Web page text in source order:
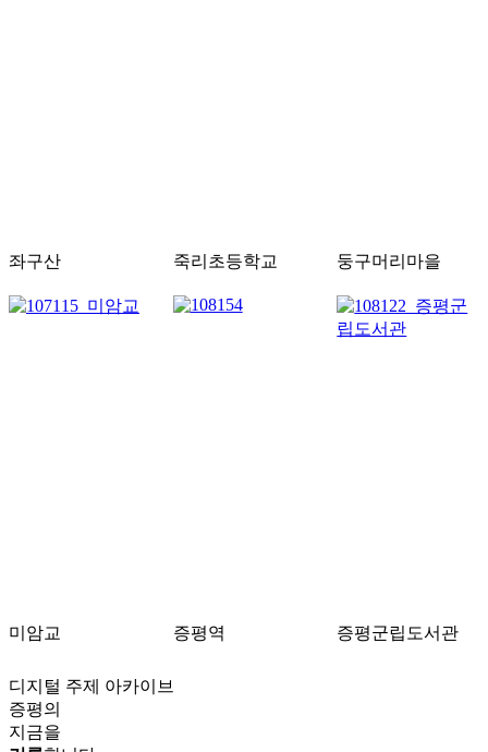
좌구산 죽리초등학교 둥구머리마을
미암교 증평역 증평군립도서관
디지털 주제 아카이브
증평의
지금을